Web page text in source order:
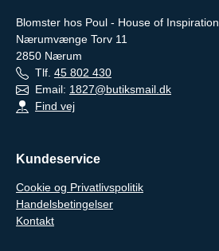
Blomster hos Poul - House of Inspiration
Nærumvænge Torv 11
2850 Nærum
Tlf. 45 802 430
Email: 1827@butiksmail.dk
Find vej
Kundeservice
Cookie og Privatlivspolitik
Handelsbetingelser
Kontakt